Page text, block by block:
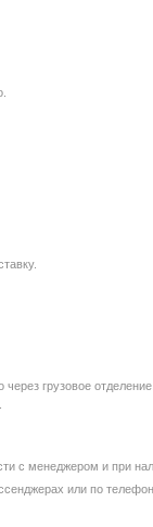
грузовое отделение.
с менеджером и при
или по